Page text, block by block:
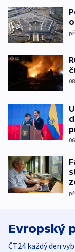
Evropský
ČT24 každý den